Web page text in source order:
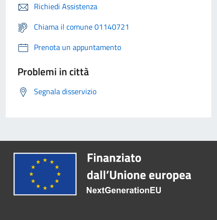
Richiedi Assistenza
Chiama il comune 01140721
Prenota un appuntamento
Problemi in città
Segnala disservizio